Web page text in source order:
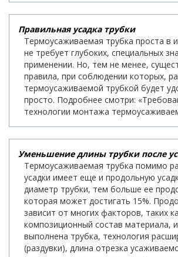
Правильная усадка трубки
Термоусаживаемая трубка проста в
не требует глубоких, специальных
применении. Но, тем не менее,
правила, при соблюдении которых,
термоусаживаемой трубкой будет
просто. Подробнее смотри:
технологии монтажа
Уменьшение длины трубки после
Термоусаживаемая трубка помимо
усадки имеет еще и продольную
диаметр трубки, тем больше ее
которая может достигать 15%.
зависит от многих факторов, таких
композиционный состав материала,
выполнена трубка, технология
(раздувки), длина отрезка